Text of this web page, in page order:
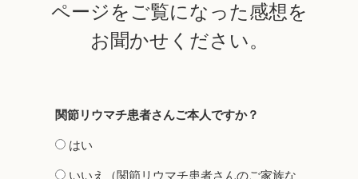
ページをご覧になった感想を
お聞かせください。
関節リウマチ患者さんご本人ですか？
はい
いいえ（関節リウマチ患者さんのご家族な